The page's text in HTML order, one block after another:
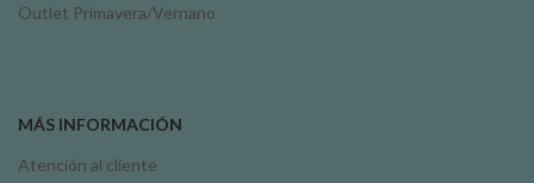
Outlet Primavera/Vernano
MÁS INFORMACIÓN
Atención al cliente